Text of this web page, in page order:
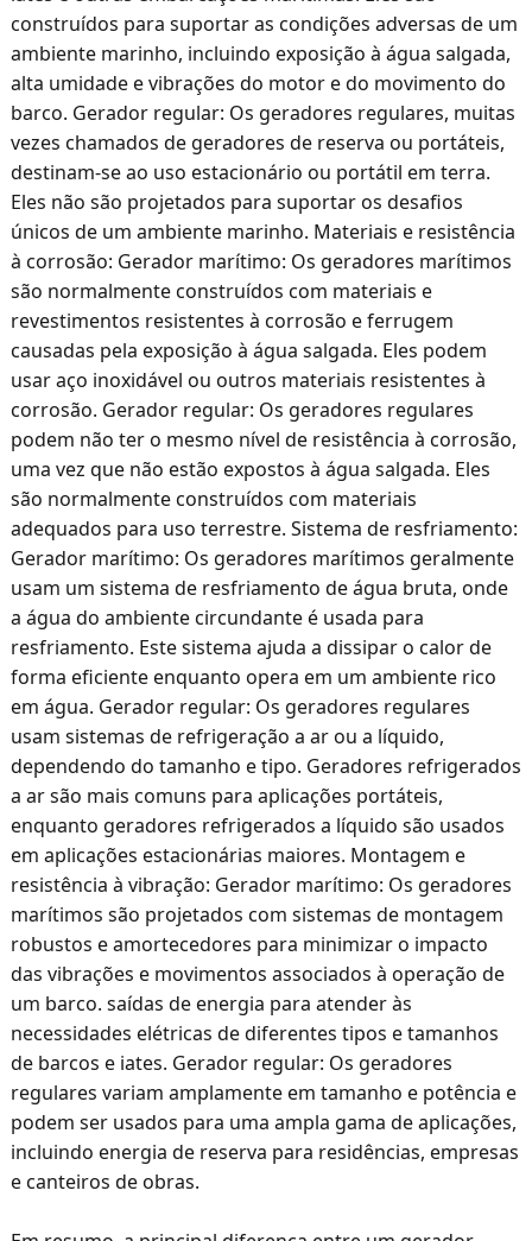
construídos para suportar as condições adversas de um
ambiente marinho, incluindo exposição à água salgada,
alta umidade e vibrações do motor e do movimento do
barco. Gerador regular: Os geradores regulares, muitas
vezes chamados de geradores de reserva ou portáteis,
destinam-se ao uso estacionário ou portátil em terra.
Eles não são projetados para suportar os desafios
únicos de um ambiente marinho. Materiais e resistência
à corrosão: Gerador marítimo: Os geradores marítimos
são normalmente construídos com materiais e
revestimentos resistentes à corrosão e ferrugem
causadas pela exposição à água salgada. Eles podem
usar aço inoxidável ou outros materiais resistentes à
corrosão. Gerador regular: Os geradores regulares
podem não ter o mesmo nível de resistência à corrosão,
uma vez que não estão expostos à água salgada. Eles
são normalmente construídos com materiais
adequados para uso terrestre. Sistema de resfriamento:
Gerador marítimo: Os geradores marítimos geralmente
usam um sistema de resfriamento de água bruta, onde
a água do ambiente circundante é usada para
resfriamento. Este sistema ajuda a dissipar o calor de
forma eficiente enquanto opera em um ambiente rico
em água. Gerador regular: Os geradores regulares
usam sistemas de refrigeração a ar ou a líquido,
dependendo do tamanho e tipo. Geradores refrigerados
a ar são mais comuns para aplicações portáteis,
enquanto geradores refrigerados a líquido são usados
em aplicações estacionárias maiores. Montagem e
resistência à vibração: Gerador marítimo: Os geradores
marítimos são projetados com sistemas de montagem
robustos e amortecedores para minimizar o impacto
das vibrações e movimentos associados à operação de
um barco. saídas de energia para atender às
necessidades elétricas de diferentes tipos e tamanhos
de barcos e iates. Gerador regular: Os geradores
regulares variam amplamente em tamanho e potência e
podem ser usados para uma ampla gama de aplicações,
incluindo energia de reserva para residências, empresas
e canteiros de obras.